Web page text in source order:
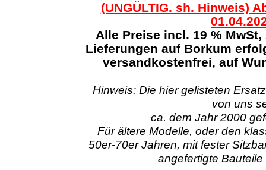
(UNGÜLTIG. sh. Hinweis)
Alle Preise incl. 19 %
Lieferungen auf Borkum
versandkostenfrei, auf
Hinweis: Die hier gelisteten
von uns
ca. dem Jahr 2000
Für ältere Modelle, oder den
50er-70er Jahren, mit fester
angefertigte